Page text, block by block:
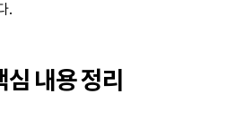
.
내용 정리